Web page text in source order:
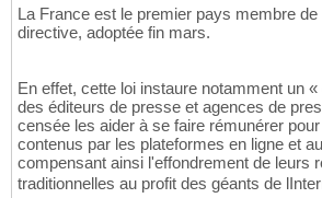
La France est le premier pays membre
directive, adoptée fin mars.
En effet, cette loi instaure notamment un
des éditeurs de presse et agences de
censée les aider à se faire rémunérer
contenus par les plateformes en ligne et
compensant ainsi l'effondrement de leurs
traditionnelles au profit des géants de